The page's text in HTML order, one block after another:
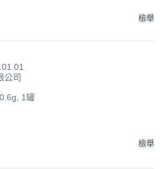
檢舉
公司
1罐
檢舉